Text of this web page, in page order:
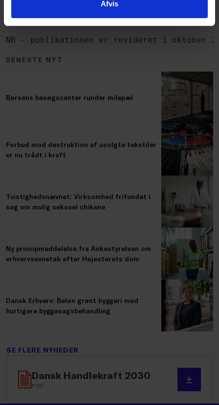
Afvis
downloade den nederst på siden ⇓
NB - publikationen er revideret i oktober
SENESTE NYT
Børsens besøgscenter runder milepæl
Forbud mod destruktion af usolgte tekstiler
er nu trådt i kraft
Tvistighedsnævnet: Virksomhed frifundet i
sag om mulig seksuel chikane
Ny principmeddelelse fra Ankestyrelsen om
erhvervsevnetab efter Højesterets dom
Dansk Erhverv: Beløn grønt byggeri med
hurtigere byggesagsbehandling
SE FLERE NYHEDER
Dansk Handlekraft 2030
PDF